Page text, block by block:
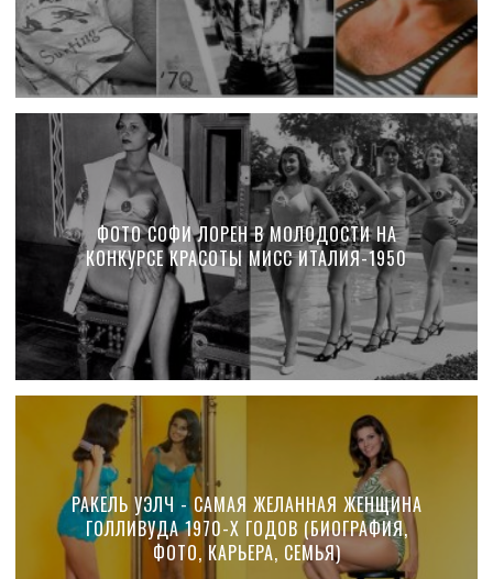
ФОТО СОФИ ЛОРЕН В МОЛОДОСТИ НА
КОНКУРСЕ КРАСОТЫ МИСС ИТАЛИЯ-1950
РАКЕЛЬ УЭЛЧ - САМАЯ ЖЕЛАННАЯ ЖЕНЩИНА
ГОЛЛИВУДА 1970-Х ГОДОВ (БИОГРАФИЯ,
ФОТО, КАРЬЕРА, СЕМЬЯ)